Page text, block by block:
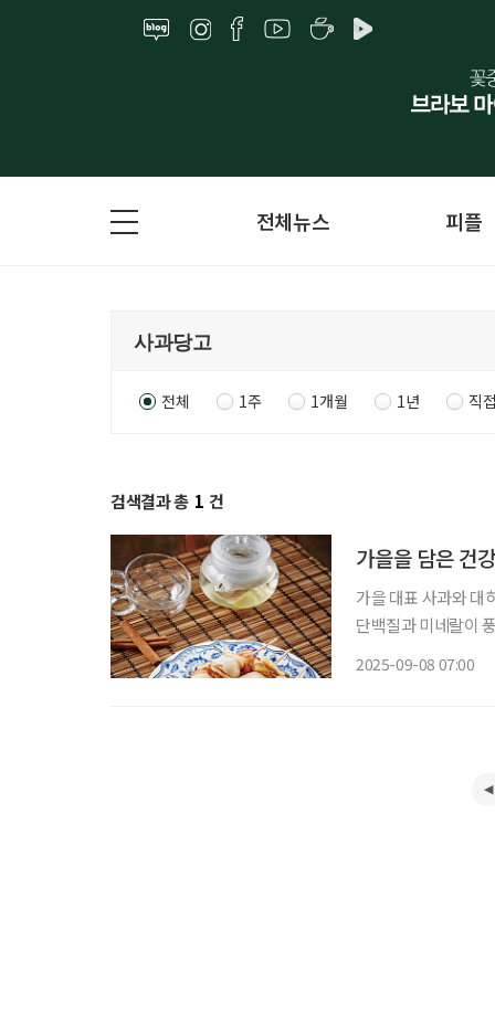
전체뉴스 피플
전체 1주 1개월 1년 직
검색결과 총 1 건
가을을 담은 건
가을 대표 사과와 대
단백질과 미네랄이
2025-09-08 07:00